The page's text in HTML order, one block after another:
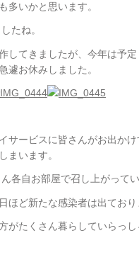
多いかと思います。
たね。
してきましたが、今年は予
遽お休みしました。
サービスに皆さんがお出か
まいます。
各自お部屋で召し上がって
ほど新たな感染者は出てお
がたくさん暮らしていらっ